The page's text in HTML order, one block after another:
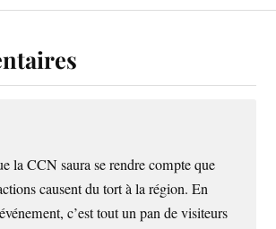
la CCN saura se rendre compte que
causent du tort à la région. En
c’est tout un pan de visiteurs